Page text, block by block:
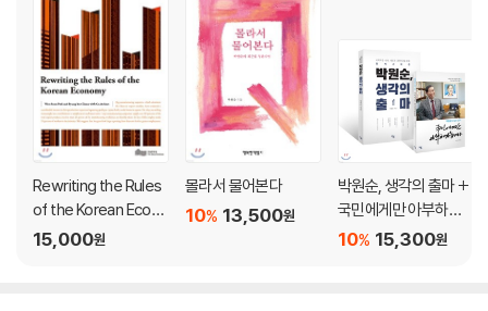
영국 최고, 최대의 사회 복지 단체 터닝 포인트
생수업계의 혁명 벨루
영화로 노숙인을 구제하는 오픈 시네마
시각 장애인의 기업 클래러티
7장 협동조합의 다양한 얼굴을 보다
사이클 트레이닝 ㆍ 자전거 타기 훈련도 훌륭한 미래 산업
주택 협동조합 운동의 선구자 CDS
플렁킷 재단 ㆍ 협동조합으로 농촌을 살리다
Rewriting the Rules
of the Korean Econo
my
15,000원
몰라서 물어본다
13,500원
10%
박원순, 생각의 출마 +
국민에게만 아부하겠
습니다 세트15,300원
10%